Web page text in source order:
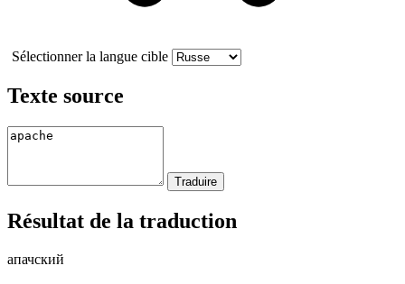
Sélectionner la langue cible
Texte source
Résultat de la traduction
апачский